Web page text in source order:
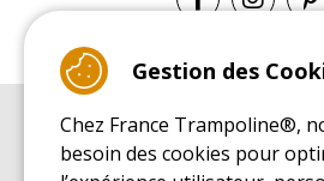
Guide d'achat pour les trampolines de loisirs
Gestion des
Chez France Trampoline®,
besoin des cookies pour